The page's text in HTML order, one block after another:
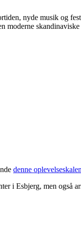
nyde musik og
moderne
denne
i Esbjerg, men også